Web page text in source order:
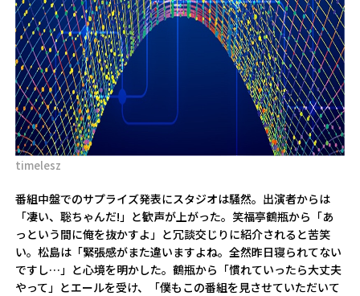
timelesz
番組中盤でのサプライズ発表にスタジオは騒然。出演者からは
「凄い、聡ちゃんだ!」と歓声が上がった。笑福亭鶴瓶から「あ
っという間に俺を抜かすよ」と冗談交じりに紹介されると苦笑
い。松島は「緊張感がまた違いますよね。全然昨日寝られてない
ですし…」と心境を明かした。鶴瓶から「慣れていったら大丈夫
やって」とエールを受け、「僕もこの番組を見させていただいて